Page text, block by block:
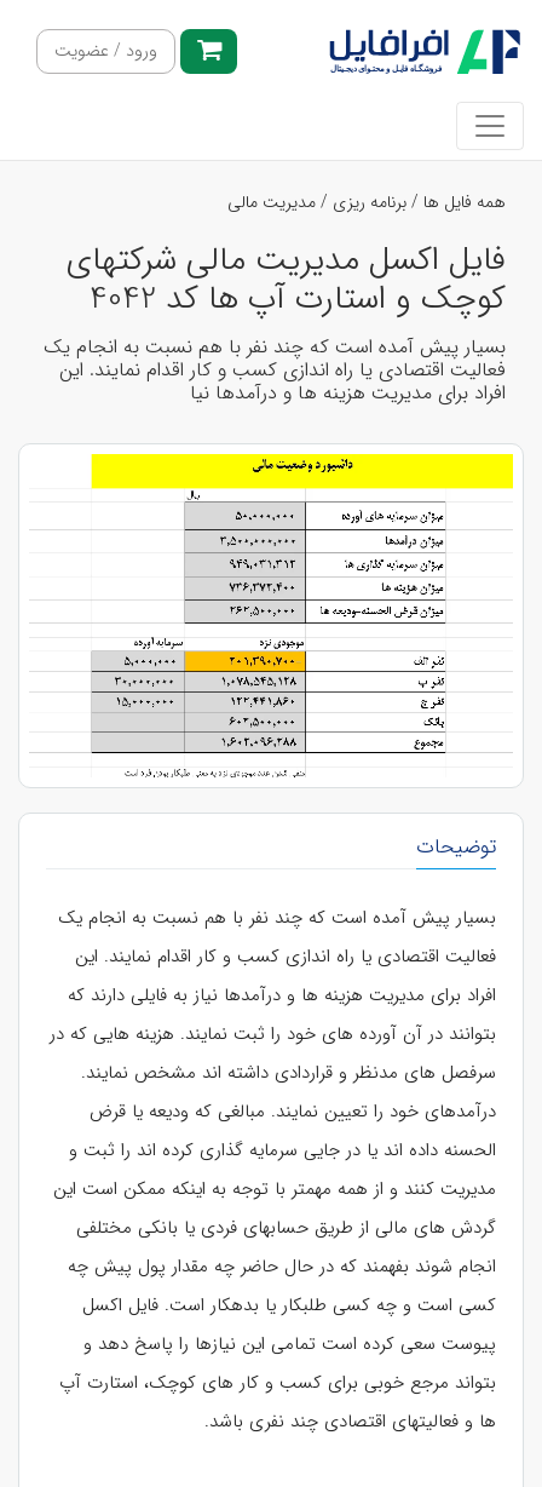
ورود / عضویت
همه فایل ها /برنامه ریزی /مدیریت مالی
فایل اکسل مدیریت مالی شرکتهای
کوچک و استارت آپ ها کد 4042
بسیار پیش آمده است که چند نفر با هم نسبت به انجام یک
فعالیت اقتصادی یا راه اندازی کسب و کار اقدام نمایند. این
افراد برای مدیریت هزینه ها و درآمدها نیا
توضیحات
بسیار پیش آمده است که چند نفر با هم نسبت به انجام یک
فعالیت اقتصادی یا راه اندازی کسب و کار اقدام نمایند. این
افراد برای مدیریت هزینه ها و درآمدها نیاز به فایلی دارند که
بتوانند در آن آورده های خود را ثبت نمایند. هزینه هایی که در
سرفصل های مدنظر و قراردادی داشته اند مشخص نمایند.
درآمدهای خود را تعیین نمایند. مبالغی که ودیعه یا قرض
الحسنه داده اند یا در جایی سرمایه گذاری کرده اند را ثبت و
مدیریت کنند و از همه مهمتر با توجه به اینکه ممکن است این
گردش های مالی از طریق حسابهای فردی یا بانکی مختلفی
انجام شوند بفهمند که در حال حاضر چه مقدار پول پیش چه
کسی است و چه کسی طلبکار یا بدهکار است. فایل اکسل
پیوست سعی کرده است تمامی این نیازها را پاسخ دهد و
بتواند مرجع خوبی برای کسب و کار های کوچک، استارت آپ
ها و فعالیتهای اقتصادی چند نفری باشد.